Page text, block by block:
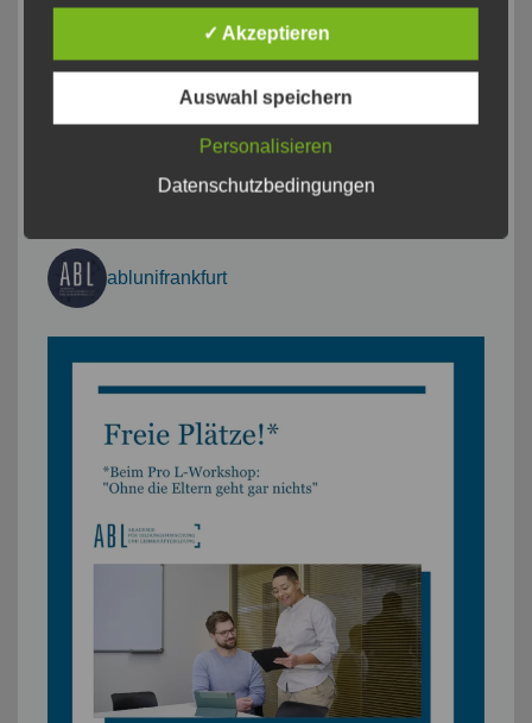
ablunifrankfurt
✓ Akzeptieren
Auswahl speichern
Personalisieren
Datenschutzbedingungen